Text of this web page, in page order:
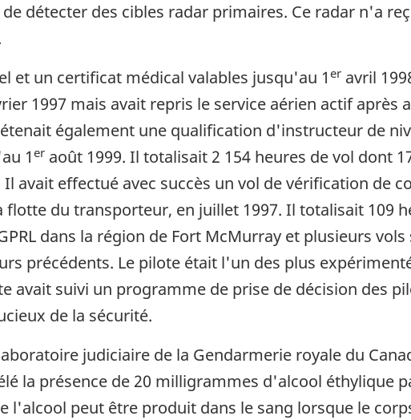
détecter des cibles radar primaires. Ce radar n'a
et un certificat médical valables jusqu'au 1er avril
1997 mais avait repris le service aérien actif après
également une qualification d'instructeur de
1 er août 1999. Il totalisait 2 154 heures de vol dont
avait effectué avec succès un vol de vérification de
flotte du transporteur, en juillet 1997. Il totalisait 109
dans la région de Fort McMurray et plusieurs vols
précédents. Le pilote était l'un des plus
suivi un programme de prise de décision des
de la sécurité.
judiciaire de la Gendarmerie royale du
la présence de 20 milligrammes d'alcool éthylique
l'alcool peut être produit dans le sang lorsque le